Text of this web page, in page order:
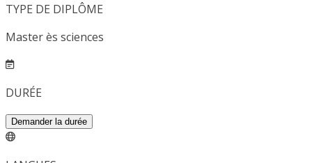
TYPE DE DIPLÔME
Master ès sciences
DURÉE
Demander la durée